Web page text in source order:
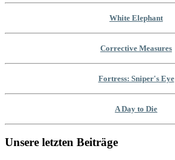
White Elephant
Corrective Measures
Fortress: Sniper's Eye
A Day to Die
Unsere letzten Beiträge